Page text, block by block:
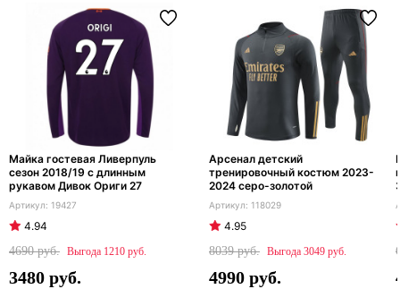
Майка гостевая Ливерпуль
сезон 2018/19 с длинным
рукавом Дивок Ориги 27
19427
4.94
4690
1210
3480
Арсенал детский
тренировочный костюм 2023-
2024 серо-золотой
118029
4.95
8039
3049
4990